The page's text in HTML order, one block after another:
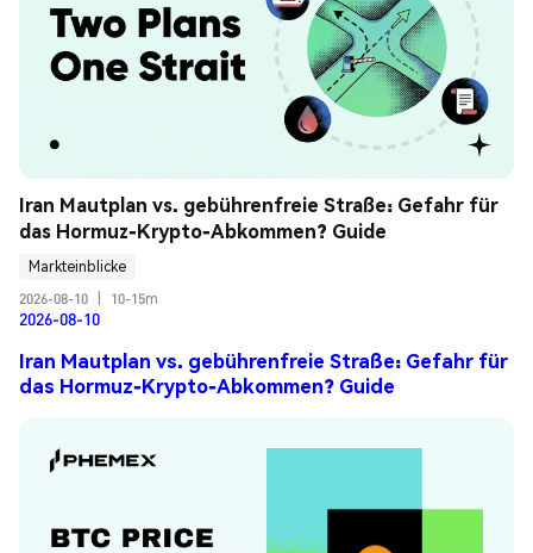
Iran Mautplan vs. gebührenfreie Straße: Gefahr für
das Hormuz-Krypto-Abkommen? Guide
Markteinblicke
2026-08-10
10-15m
2026-08-10
Iran Mautplan vs. gebührenfreie Straße: Gefahr für
das Hormuz-Krypto-Abkommen? Guide